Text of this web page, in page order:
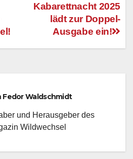
Kabarettnacht 2025
lädt zur Doppel-
Ausgabe ein!
Fedor Waldschmidt
und Herausgeber des
Wildwechsel